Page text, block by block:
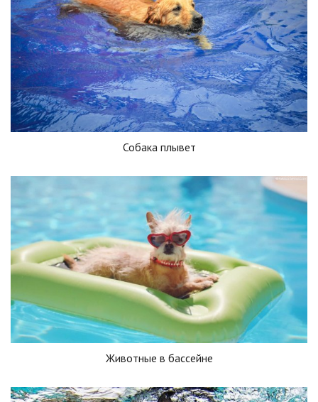
Собака плывет
Животные в бассейне